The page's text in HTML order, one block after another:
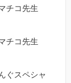
チコ先生
チコ先生
ぐスペシャ